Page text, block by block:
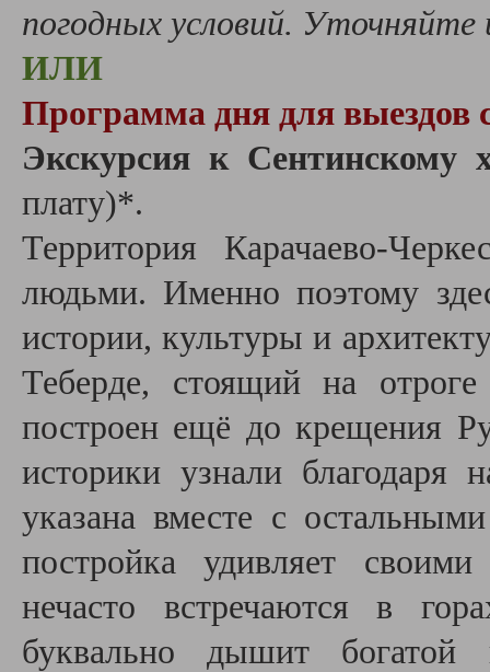
погодных условий.
ИЛИ
Программа дня для выездов
Экскурсия к Сентинскому
плату)*.
Территория Карачаево-
людьми. Именно поэтому
истории, культуры и
Теберде, стоящий на
построен ещё до крещения
историки узнали благодаря
указана вместе с
постройка удивляет
нечасто встречаются в
буквально дышит